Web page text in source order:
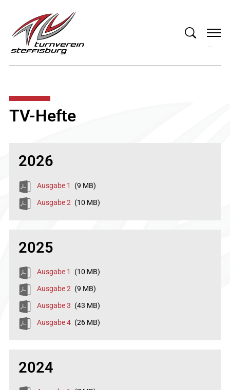
TV-Hefte
2026
Ausgabe 1
(9 MB)
Ausgabe 2 (10 MB)
2025
Ausgabe 1
(10 MB)
Ausgabe 2 (9 MB)
Ausgabe 3 (43 MB)
Ausgabe 4 (26 MB)
2024